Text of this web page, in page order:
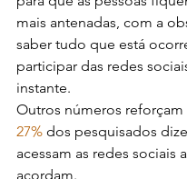
mais antenadas, com a
saber tudo que está
participar das redes
instante.
Outros números reforçam
27% dos pesquisados
acessam as redes sociais
acordam.